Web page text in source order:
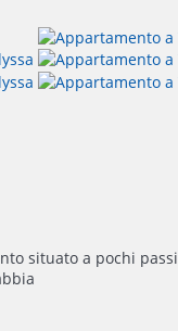
situato a pochi